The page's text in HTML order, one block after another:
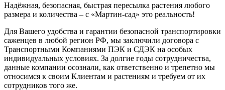
Надёжная, безопасная, быстрая пересылка растения любого
размера и количества – с «Мартин-сад» это реальность!
Для Вашего удобства и гарантии безопасной транспортировки
саженцев в любой регион РФ, мы заключили договора с
Транспортными Компаниями ПЭК и СДЭК на особых
индивидуальных условиях. За долгие годы сотрудничества,
данные компании осознали, как ответственно и трепетно мы
относимся к своим Клиентам и растениям и требуем от их
сотрудников того же.